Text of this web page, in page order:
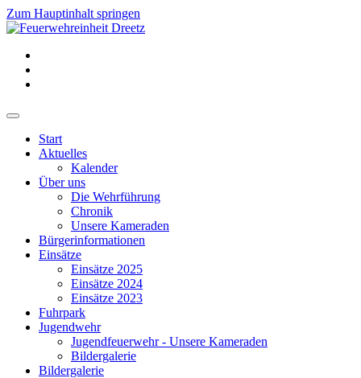
Zum Hauptinhalt springen
Start
Aktuelles
Kalender
Über uns
Die Wehrführung
Chronik
Unsere Kameraden
Bürgerinformationen
Einsätze
Einsätze 2025
Einsätze 2024
Einsätze 2023
Fuhrpark
Jugendwehr
Jugendfeuerwehr - Unsere Kameraden
Bildergalerie
Bildergalerie